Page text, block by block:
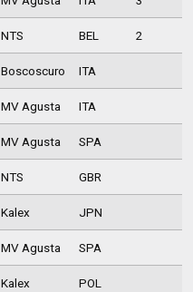
NTS BEL 2
Boscoscuro ITA
MV Agusta ITA
MV Agusta SPA
NTS GBR
Kalex JPN
MV Agusta SPA
Kalex POL